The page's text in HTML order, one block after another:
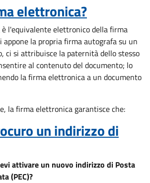
elettronica?
l'equivalente elettronico della firma
appone la propria firma autografa su un
ci si attribuisce la paternità dello stesso
al contenuto del documento; lo
la firma elettronica a un documento
la firma elettronica garantisce che:
un indirizzo di
attivare un nuovo indirizzo di Posta
(PEC)?